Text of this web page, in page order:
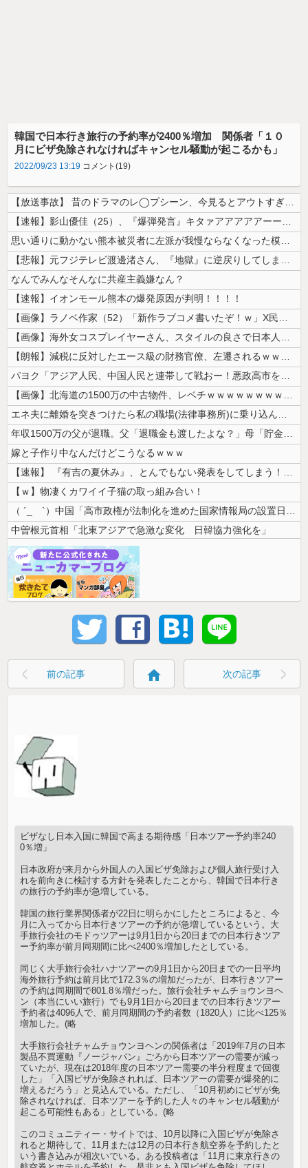
韓国で日本行き旅行の予約率が2400％増加 関係者「１０
月にビザ免除されなければキャンセル騒動が起こるかも」
2022/09/23 13:19 コメント(19)
【放送事故】 昔のドラマのレ◯プシーン、今見るとアウトすぎる・・・
【速報】影山優佳（25）、『爆弾発言』キタァアアアアアーーーーー！！
思い通りに動かない熊本被災者に左派が我慢ならなくなった模様、避難所で苦...
【悲報】元フジテレビ渡邊渚さん、『地獄』に逆戻りしてしまう・・・・・
なんでみんなそんなに共産主義嫌なん？
【速報】イオンモール熊本の爆発原因が判明！！！！
【画像】ラノベ作家（52）「新作ラブコメ書いたぞ！ｗ」X民「いい歳こい...
【画像】海外女コスプレイヤーさん、スタイルの良さで日本人を圧倒してしま...
【朗報】減税に反対したエース級の財務官僚、左遷されるｗｗｗｗｗｗ
パヨク「アジア人民、中国人民と連帯して戦おー！悪政高市を打倒するぞー！...
【画像】北海道の1500万の中古物件、レベチｗｗｗｗｗｗｗｗｗｗｗｗｗ...
エネ夫に離婚を突きつけたら私の職場(法律事務所)に乗り込んできた 堂々...
年収1500万の父が退職。父「退職金も渡したよな？」母「貯金なんてない...
嫁と子作り中なんだけどこうなるｗｗｗ
【速報】 『有吉の夏休み』、とんでもない発表をしてしまう！！！！！
【ｗ】物凄くカワイイ子猫の取っ組み合い！
（ ´_ゝ`）中国「高市政権が法制化を進めた国家情報局の設置日が7月3...
中曽根元首相「北東アジアで急激な変化 日韓協力強化を」
前の記事 home 次の記事
ビザなし日本入国に韓国で高まる期待感「日本ツアー予約率240
0％増」
日本政府が来月から外国人の入国ビザ免除および個人旅行受け入
れを前向きに検討する方針を発表したことから、韓国で日本行き
の旅行の予約率が急増している。
韓国の旅行業界関係者が22日に明らかにしたところによると、今
月に入ってから日本行きツアーの予約が急増しているという。大
手旅行会社のモドゥツアーは9月1日から20日までの日本行きツア
ー予約率が前月同期間に比べ2400％増加したとしている。
同じく大手旅行会社ハナツアーの9月1日から20日までの一日平均
海外旅行予約は前月比で172.3％の増加だったが、日本行きツアー
の予約は同期間で801.8％増だった。旅行会社チャムチョウンヨヘ
ン（本当にいい旅行）でも9月1日から20日までの日本行きツアー
予約者は4096人で、前月同期間の予約者数（1820人）に比べ125％
増加した。(略
大手旅行会社チャムチョウンヨヘンの関係者は「2019年7月の日本
製品不買運動『ノージャパン』ごろから日本ツアーの需要が減っ
ていたが、現在は2018年度の日本ツアー需要の半分程度まで回復
した」「入国ビザが免除されれば、日本ツアーの需要が爆発的に
増えるだろう」と見込んでいる。ただし、「10月初めにビザが免
除されなければ、日本ツアーを予約した人々のキャンセル騒動が
起こる可能性もある」としている。(略
このコミュニティー・サイトでは、10月以降に入国ビザが免除さ
れると期待して、11月または12月の日本行き航空券を予約したと
いう書き込みが相次いでいる。ある投稿者は「11月に東京行きの